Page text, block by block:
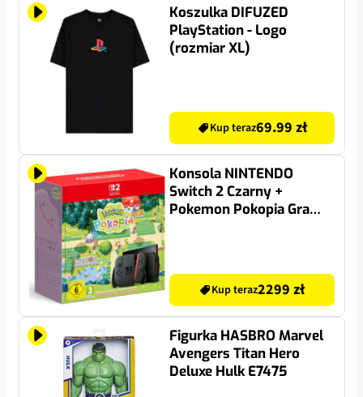
Koszulka DIFUZED
PlayStation - Logo
(rozmiar XL)
Kup teraz69.99 zł
Konsola NINTENDO
Switch 2 Czarny +
Pokemon Pokopia Gra
Kup teraz2299 zł
Figurka HASBRO Marvel
Avengers Titan Hero
Deluxe Hulk E7475